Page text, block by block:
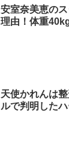
安室奈美恵の
理由！体重
天使かれんは
ルで判明した